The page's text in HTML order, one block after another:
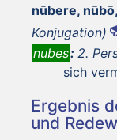
nūbere,
Konjugation)
nubes: 2.
sich
Ergebnis
und